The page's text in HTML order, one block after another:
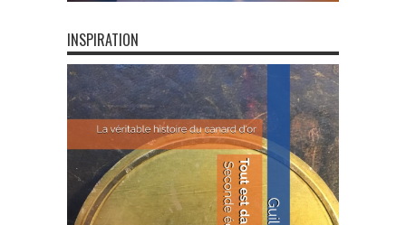
INSPIRATION